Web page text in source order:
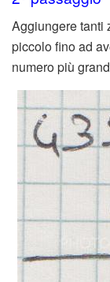
Aggiungere tanti
piccolo fino ad
numero più